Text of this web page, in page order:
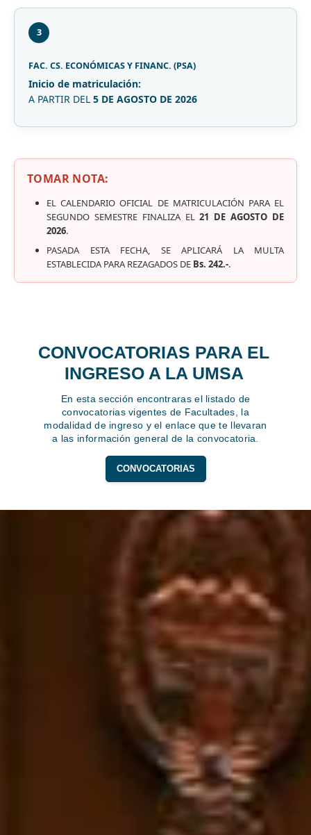
3
FAC. CS. ECONÓMICAS Y FINANC. (PSA)
Inicio de matriculación:
A PARTIR DEL 5 DE AGOSTO DE 2026
TOMAR NOTA:
EL CALENDARIO OFICIAL DE MATRICULACIÓN PARA EL
SEGUNDO SEMESTRE FINALIZA EL21 DE AGOSTO DE
2026.
PASADA ESTA FECHA, SE APLICARÁ LA MULTA
ESTABLECIDA PARA REZAGADOS DE Bs. 242.-.
CONVOCATORIAS PARA EL
INGRESO A LA UMSA
En esta sección encontraras el listado de
convocatorias vigentes de Facultades, la
modalidad de ingreso y el enlace que te llevaran
a las información general de la convocatoria.
CONVOCATORIAS